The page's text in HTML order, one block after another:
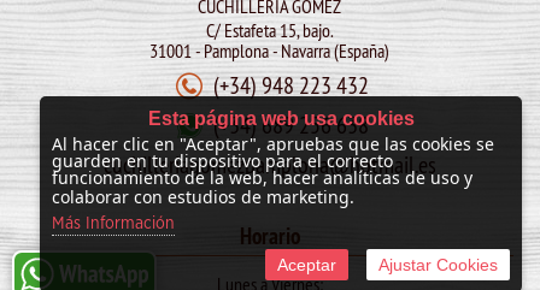
CUCHILLERÍA GÓMEZ
C/ Estafeta 15, bajo.
31001 - Pamplona - Navarra (España)
(+34) 948 223 432
(+34) 689 256 638
cuchilleriagomezpamplona@hotmail.es
Horario
Lunes a Viernes:
Esta página web usa cookies
Al hacer clic en "Aceptar", apruebas que las cookies se
guarden en tu dispositivo para el correcto
funcionamiento de la web, hacer analíticas de uso y
colaborar con estudios de marketing.
Más Información
Aceptar Ajustar Cookies